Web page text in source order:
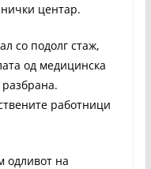
центар.
со подолг стаж,
од медицинска
работници
одливот на